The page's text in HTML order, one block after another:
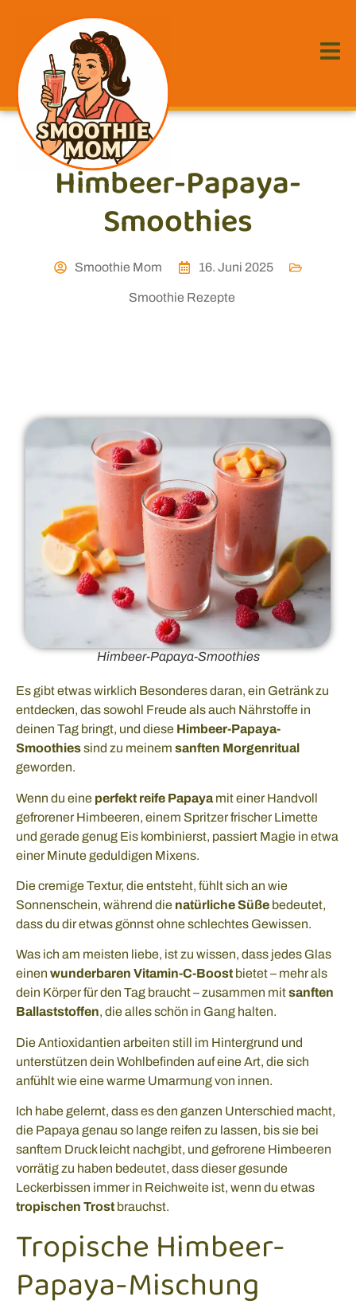
Himbeer-Papaya-
Smoothies
Smoothie Mom 16. Juni 2025
Smoothie Rezepte
Himbeer-Papaya-Smoothies
Es gibt etwas wirklich Besonderes daran, ein Getränk zu
entdecken, das sowohl Freude als auch Nährstoffe in
deinen Tag bringt, und diese Himbeer-Papaya-
Smoothiessind zu meinem sanften Morgenritual
geworden.
Wenn du eine perfekt reife Papayamit einer Handvoll
gefrorener Himbeeren, einem Spritzer frischer Limette
und gerade genug Eis kombinierst, passiert Magie in etwa
einer Minute geduldigen Mixens.
Die cremige Textur, die entsteht, fühlt sich an wie
Sonnenschein, während die natürliche Süße bedeutet,
dass du dir etwas gönnst ohne schlechtes Gewissen.
Was ich am meisten liebe, ist zu wissen, dass jedes Glas
einen wunderbaren Vitamin-C-Boost bietet – mehr als
dein Körper für den Tag braucht – zusammen mitsanften
Ballaststoffen, die alles schön in Gang halten.
Die Antioxidantien arbeiten still im Hintergrund und
unterstützen dein Wohlbefinden auf eine Art, die sich
anfühlt wie eine warme Umarmung von innen.
Ich habe gelernt, dass es den ganzen Unterschied macht,
die Papaya genau so lange reifen zu lassen, bis sie bei
sanftem Druck leicht nachgibt, und gefrorene Himbeeren
vorrätig zu haben bedeutet, dass dieser gesunde
Leckerbissen immer in Reichweite ist, wenn du etwas
tropischen Trost brauchst.
Tropische Himbeer-
Papaya-Mischung